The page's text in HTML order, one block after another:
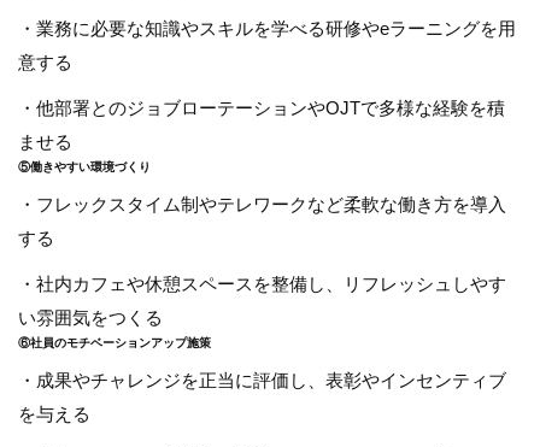
・業務に必要な知識やスキルを学べる研修やeラーニングを用
意する
・他部署とのジョブローテーションやOJTで多様な経験を積
ませる
⑤働きやすい環境づくり
・フレックスタイム制やテレワークなど柔軟な働き方を導入
する
・社内カフェや休憩スペースを整備し、リフレッシュしやす
い雰囲気をつくる
⑥社員のモチベーションアップ施策
・成果やチャレンジを正当に評価し、表彰やインセンティブ
を与える